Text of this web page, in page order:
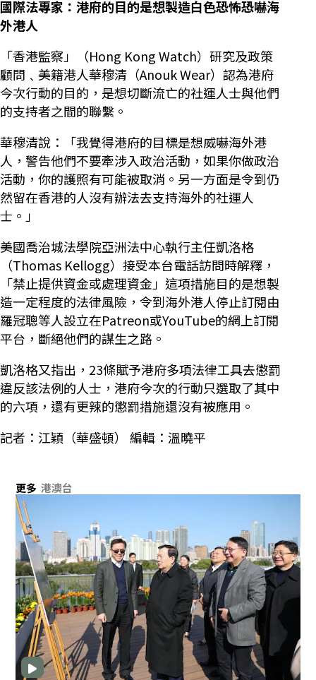
國際法專家：港府的目的是想製造白色恐怖恐嚇海
外港人
「香港監察」（Hong Kong Watch）研究及政策
顧問﹑美籍港人華穆清（Anouk Wear）認為港府
今次行動的目的，是想切斷流亡的社運人士與他們
的支持者之間的聯繫。
華穆清說：「我覺得港府的目標是想威嚇海外港
人，警告他們不要牽涉入政治活動，如果你做政治
活動，你的護照有可能被取消。另一方面是令到仍
然留在香港的人沒有辦法去支持海外的社運人
士。」
美國喬治城法學院亞洲法中心執行主任凱洛格
（Thomas Kellogg）接受本台電話訪問時解釋，
「禁止提供資金或處理資金」這項措施目的是想製
造一定程度的法律風險，令到海外港人停止訂閱由
羅冠聰等人設立在Patreon或YouTube的網上訂閱
平台，斷絕他們的謀生之路。
凱洛格又指出，23條賦予港府多項法律工具去懲罰
違反該法例的人士，港府今次的行動只選取了其中
的六項，還有更辣的懲罰措施還沒有被應用。
記者：江穎（華盛頓） 編輯：溫曉平
更多 港澳台